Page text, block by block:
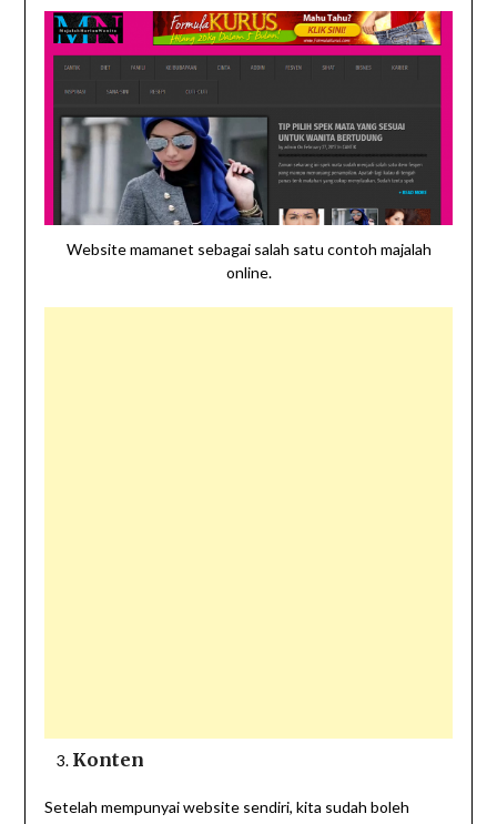
Website mamanet sebagai salah satu contoh majalah
online.
Konten
Setelah mempunyai website sendiri, kita sudah boleh